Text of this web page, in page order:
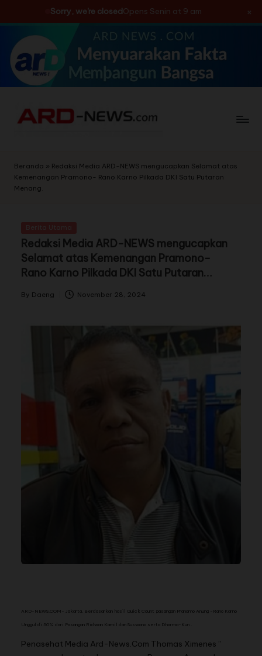
Sorry, we're closedOpens Senin at 9 am ×
Skip
content
Beranda » Redaksi Media ARD-NEWS mengucapkan Selamat atas
Kemenangan Pramono- Rano Karno Pilkada DKI Satu Putaran
Menang.
Redaksi Media ARD-NEWS mengucapkan
Selamat atas Kemenangan Pramono-
Rano Karno Pilkada DKI Satu Putaran
By Daeng November 28, 2024
ARD-NEWS.COM- Jakarta. Berdasarkan hasil Quick Count pasangan Pranomo Anung -Rano Karno
Unggul di 50% dari Pasangan Ridwan Kamil dan Suswono serta Dharma-Kun .
Penasehat Media Ard-News.Com Thomas Ximenes ”